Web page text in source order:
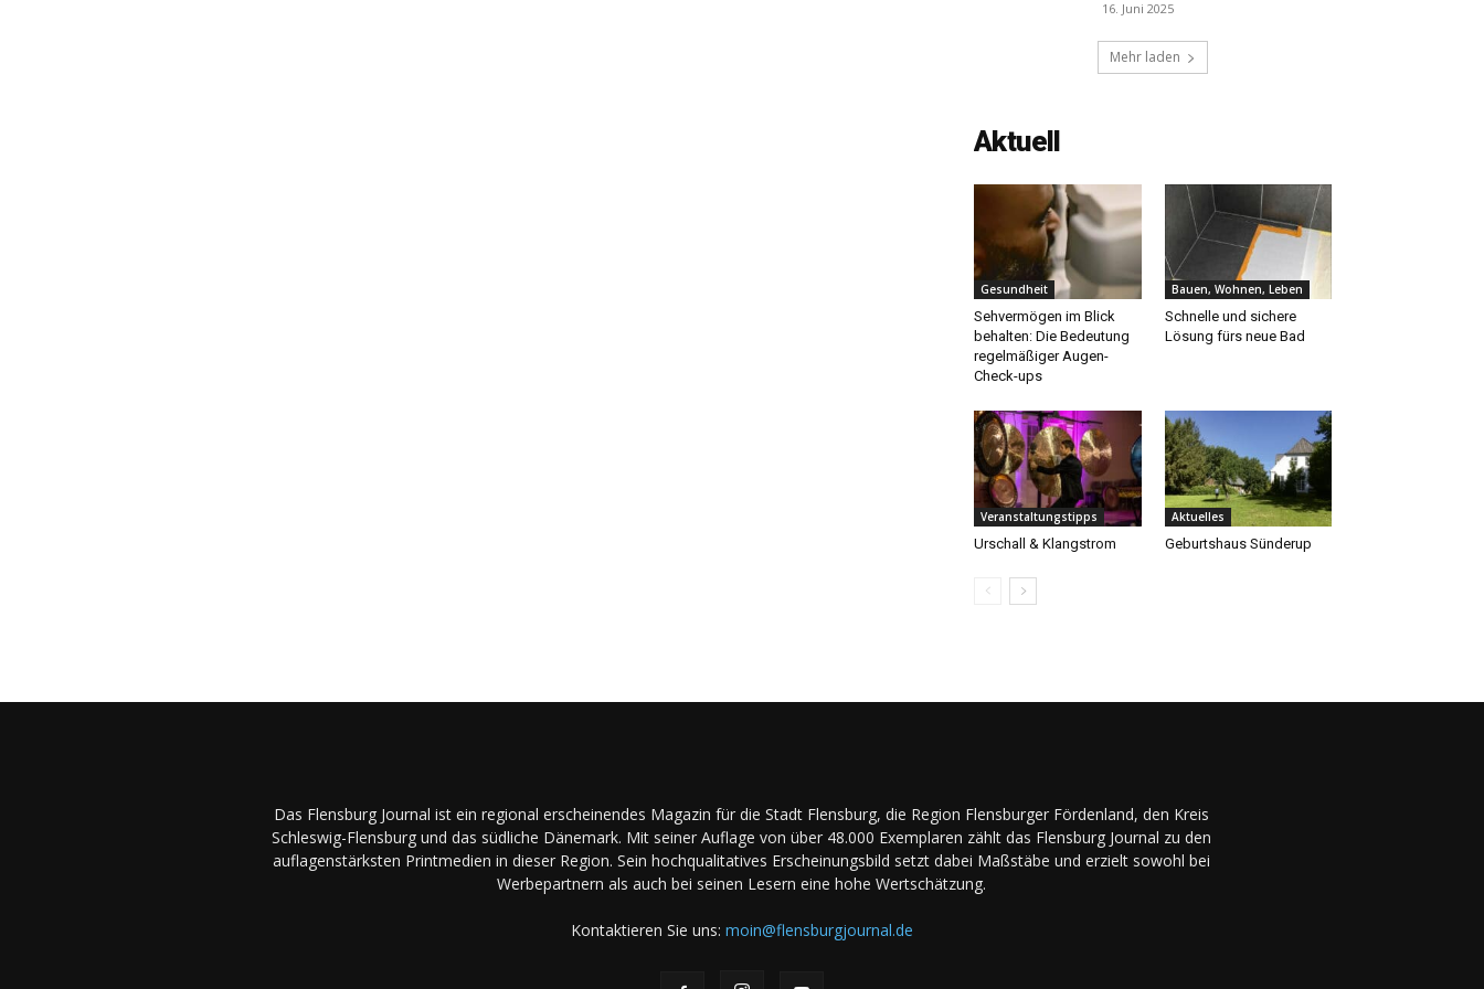
16. Juni 2025
Mehr laden
Aktuell
Gesundheit
Sehvermögen im Blick
behalten: Die Bedeutung
regelmäßiger Augen-
Check-ups
Bauen, Wohnen, Leben
Schnelle und sichere
Lösung fürs neue Bad
Veranstaltungstipps
Urschall & Klangstrom
Aktuelles
Geburtshaus Sünderup
Das Flensburg Journal ist ein regional erscheinendes Magazin für die Stadt Flensburg, die Region Flensburger Fördenland, den Kreis
Schleswig-Flensburg und das südliche Dänemark. Mit seiner Auflage von über 48.000 Exemplaren zählt das Flensburg Journal zu den
auflagenstärksten Printmedien in dieser Region. Sein hochqualitatives Erscheinungsbild setzt dabei Maßstäbe und erzielt sowohl bei
Werbepartnern als auch bei seinen Lesern eine hohe Wertschätzung.
Kontaktieren Sie uns: moin@flensburgjournal.de